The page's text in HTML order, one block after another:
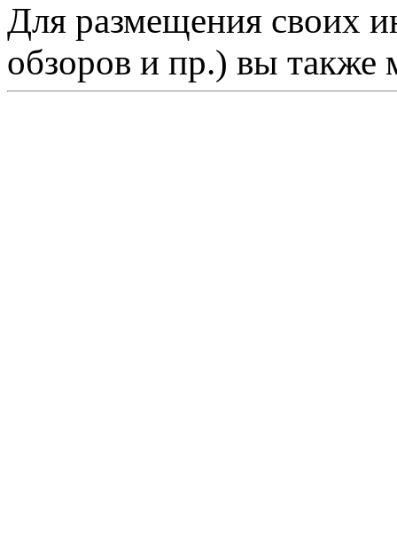
Для размещения своих
обзоров и пр.) вы также